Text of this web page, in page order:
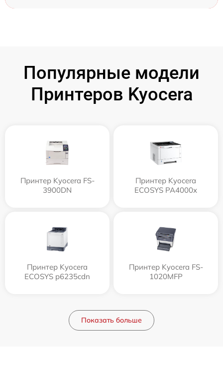
Популярные модели
Принтеров Kyocera
Принтер Kyocera FS-
3900DN
Принтер Kyocera
ECOSYS PA4000x
Принтер Kyocera
ECOSYS p6235cdn
Принтер Kyocera FS-
1020MFP
Показать больше